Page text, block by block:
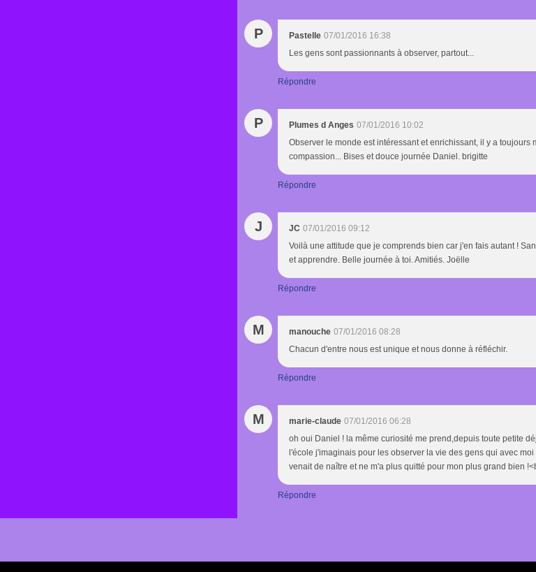
P Pastelle 07/01/2016 16:38
Les gens sont passionnants à observer, partout...
Répondre
P Plumes d Anges 07/01/2016 10:02
Observer le monde est intéressant et enrichissant, il y a toujours
compassion... Bises et douce journée Daniel. brigitte
Répondre
J JC 07/01/2016 09:12
Voilà une attitude que je comprends bien car j'en fais autant !
et apprendre. Belle journée à toi. Amitiés. Joëlle
Répondre
M manouche 07/01/2016 08:28
Chacun d'entre nous est unique et nous donne à réfléchir.
Répondre
M marie-claude 07/01/2016 06:28
oh oui Daniel ! la même curiosité me prend,depuis toute petite
l'école j'imaginais pour les observer la vie des gens qui avec
venait de naître et ne m'a plus quitté pour mon plus grand bien
Répondre